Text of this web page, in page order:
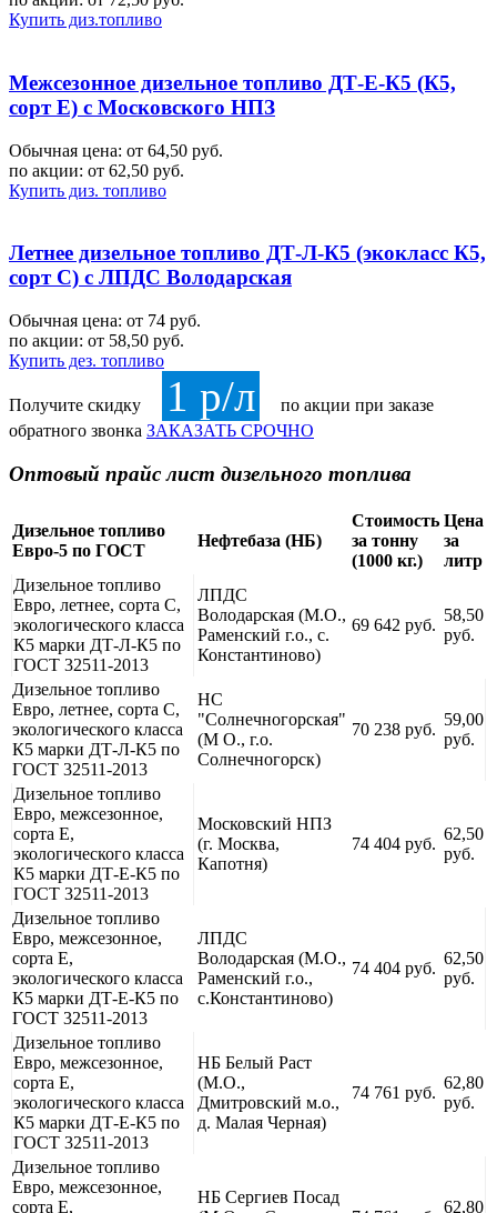
Купить диз.топливо
Межсезонное дизельное топливо ДТ-Е-К5 (К5,
сорт Е) с Московского НПЗ
Обычная цена: от 64,50 руб.
по акции: от 62,50 руб.
Купить диз. топливо
Летнее дизельное топливо ДТ-Л-К5 (экокласс К5,
сорт С) с ЛПДС Володарская
Обычная цена: от 74 руб.
по акции: от 58,50 руб.
Купить дез. топливо
Получите скидку 1 р/л
по акции при заказе
обратного звонка ЗАКАЗАТЬ СРОЧНО
Оптовый прайс лист дизельного топлива
Дизельное топливо
Евро-5 по ГОСТ
Нефтебаза (НБ)
Стоимость
за тонну
(1000 кг.)
Цена
за
литр
Дизельное топливо
Евро, летнее, сорта С,
экологического класса
К5 марки ДТ-Л-К5 по
ГОСТ 32511-2013
ЛПДС
Володарская (М.О.,
Раменский г.о., с.
Константиново)
69 642 руб.
58,50
руб.
Дизельное топливо
Евро, летнее, сорта С,
экологического класса
К5 марки ДТ-Л-К5 по
ГОСТ 32511-2013
НС
"Солнечногорская"
(М О., г.о.
Солнечногорск)
70 238 руб.
59,00
руб.
Дизельное топливо
Евро, межсезонное,
сорта Е,
экологического класса
К5 марки ДТ-Е-К5 по
ГОСТ 32511-2013
Московский НПЗ
(г. Москва,
Капотня)
74 404 руб.
62,50
руб.
Дизельное топливо
Евро, межсезонное,
сорта Е,
экологического класса
К5 марки ДТ-Е-К5 по
ГОСТ 32511-2013
ЛПДС
Володарская (М.О.,
Раменский г.о.,
с.Константиново)
74 404 руб.
62,50
руб.
Дизельное топливо
Евро, межсезонное,
сорта Е,
экологического класса
К5 марки ДТ-Е-К5 по
ГОСТ 32511-2013
НБ Белый Раст
(М.О.,
Дмитровский м.о.,
д. Малая Черная)
74 761 руб.
62,80
руб.
Дизельное топливо
Евро, межсезонное,
сорта Е,
НБ Сергиев Посад
62,80